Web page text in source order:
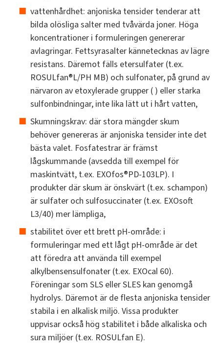
vattenhårdhet: anjoniska tensider tenderar att
bilda olösliga salter med tvåvärda joner. Höga
koncentrationer i formuleringen genererar
avlagringar. Fettsyrasalter kännetecknas av lägre
resistans. Däremot fälls etersulfater (t.ex.
ROSULfan®L/PH MB) och sulfonater, på grund av
närvaron av etoxylerade grupper ( ) eller starka
sulfonbindningar, inte lika lätt ut i hårt vatten,
Skumningskrav: där stora mängder skum
behöver genereras är anjoniska tensider inte det
bästa valet. Fosfatestrar är främst
lågskummande (avsedda till exempel för
maskintvätt, t.ex. EXOfos®PD-103LP). I
produkter där skum är önskvärt (t.ex. schampon)
är sulfater och sulfosuccinater (t.ex. EXOsoft
L3/40) mer lämpliga,
stabilitet över ett brett pH-område: i
formuleringar med ett lågt pH-område är det
att föredra att använda till exempel
alkylbensensulfonater (t.ex. EXOcal 60).
Föreningar som SLS eller SLES kan genomgå
hydrolys. Däremot är de flesta anjoniska tensider
stabila i en alkalisk miljö. Vissa produkter
uppvisar också hög stabilitet i både alkaliska och
sura miljöer (t.ex. ROSULfan E).